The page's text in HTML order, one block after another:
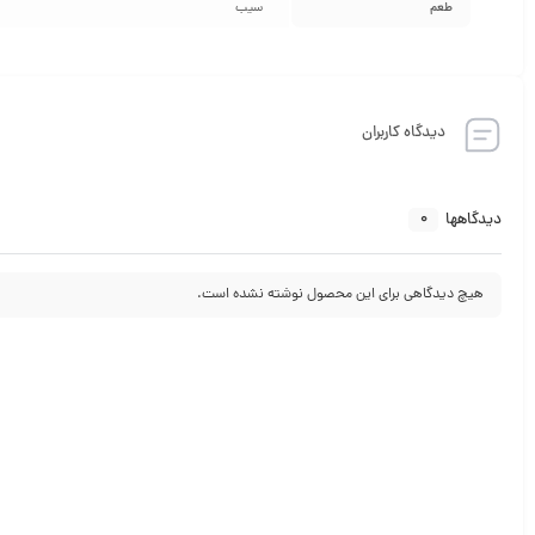
طعم سیب
دیدگاه کاربران
دیدگاهها 0
هیچ دیدگاهی برای این محصول نوشته نشده است.